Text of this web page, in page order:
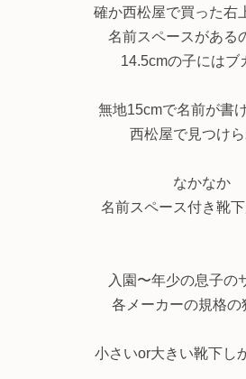
確か西松屋で買った右
名前スペースがある
14.5cmの子にはブ
無地15cmで名前が書
西松屋で見つけ
なかなか
名前スペース付き靴
入園〜年少の息子の
各メーカーの規格の
小さいor大きい靴下し